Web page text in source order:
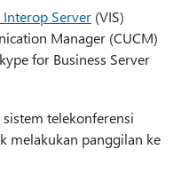
Server (VIS)
Manager (CUCM)
for Business Server
telekonferensi
melakukan panggilan ke